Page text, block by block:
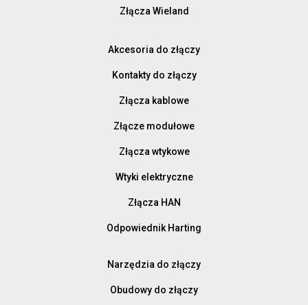
Złącza Wieland
Akcesoria do złączy
Kontakty do złączy
Złącza kablowe
Złącze modułowe
Złącza wtykowe
Wtyki elektryczne
Złącza HAN
Odpowiednik Harting
Narzędzia do złączy
Obudowy do złączy